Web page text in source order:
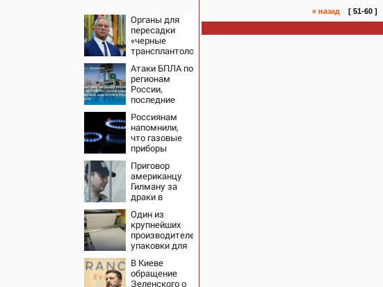
Органы для
пересадки
«черные
трансплантологи»
еще живых
пациентов
Атаки БПЛА по
регионам
России,
последние
августа 2026:
последствия,
атаки на
склады
Wildberries,
состояние
пострадавших
Россиянам
напомнили,
что газовые
приборы
ремонтировать
самостоятельно
Приговор
американцу
Гилману за
драки в
СИЗО
потребовали
ужесточить -
Новости на
Вести.ru
Один из
крупнейших
производителей
упаковки для
России
прекратил
В Киеве
обращение
Зеленского о
« назад [ 51-60 ]